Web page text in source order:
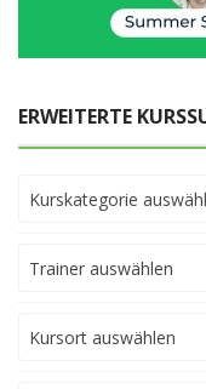
ERWEITERTE
Kurskategorie
Trainer auswählen
Kursort auswählen